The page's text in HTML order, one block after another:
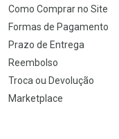
Como Comprar no Site
Formas de Pagamento
Prazo de Entrega
Reembolso
Troca ou Devolução
Marketplace